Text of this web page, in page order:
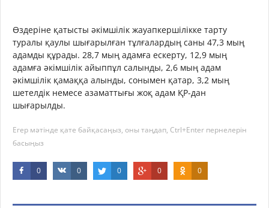
Өздеріне қатысты әкімшілік жауапкершілікке тарту
туралы қаулы шығарылған тұлғалардың саны 47,3 мың
адамды құрады. 28,7 мың адамға ескерту, 12,9 мың
адамға әкімшілік айыппұл салынды, 2,6 мың адам
әкімшілік қамаққа алынды, сонымен қатар, 3,2 мың
шетелдік немесе азаматтығы жоқ адам ҚР-дан
шығарылды.
Егер мәтінде қате байқасаңыз, оны таңдап, Ctrl+Enter пернелерін
басыңыз
0 0 0 0 0